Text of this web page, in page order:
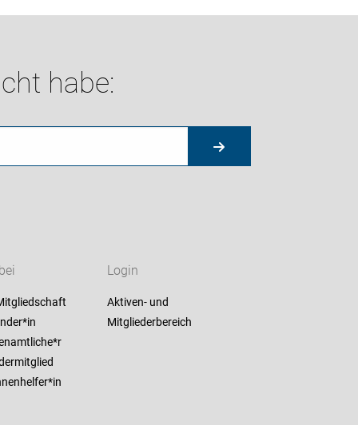
habe:
Login
Aktiven- und
Mitgliederbereich